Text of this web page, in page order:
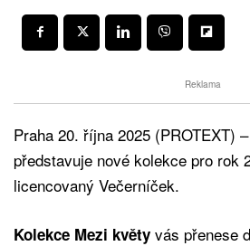
Reklama
Praha 20. října 2025 (PROTEXT)
představuje nové kolekce pro rok
licencovaný Večerníček.
Kolekce Mezi květy vás přenese